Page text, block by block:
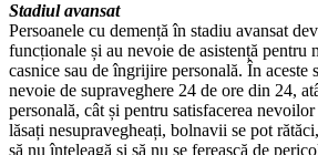
Stadiul avansat
Persoanele cu demență în stadiu avansat
funcționale și au nevoie de asistență pentru
casnice sau de îngrijire personală. În
nevoie de supraveghere 24 de ore din 24,
personală, cât și pentru satisfacerea
lăsați nesupravegheați, bolnavii se pot
să nu înțeleagă și să nu se ferească de